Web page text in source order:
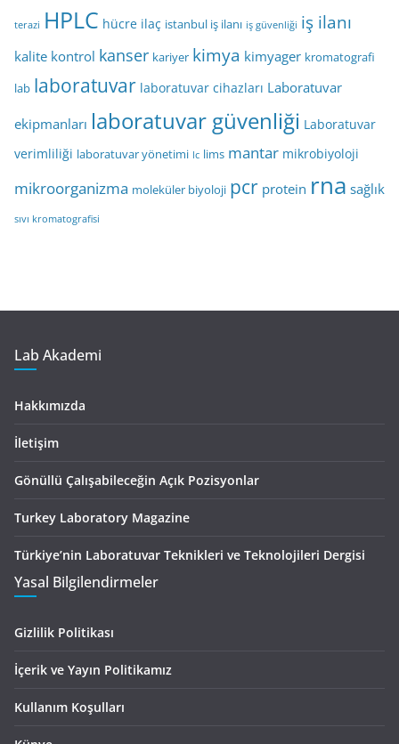
terazi HPLC hücre ilaç istanbul iş ilanı iş güvenliği iş ilanı
kalite kontrol kanser kariyer kimya kimyager kromatografi
lab laboratuvar laboratuvar cihazları Laboratuvar
ekipmanları laboratuvar güvenliği Laboratuvar
verimliliği laboratuvar yönetimi lc lims mantar mikrobiyoloji
mikroorganizma moleküler biyoloji pcr protein rna sağlık
sıvı kromatografisi
Lab Akademi
Hakkımızda
İletişim
Gönüllü Çalışabileceğin Açık Pozisyonlar
Turkey Laboratory Magazine
Türkiye’nin Laboratuvar Teknikleri ve Teknolojileri Dergisi
Yasal Bilgilendirmeler
Gizlilik Politikası
İçerik ve Yayın Politikamız
Kullanım Koşulları